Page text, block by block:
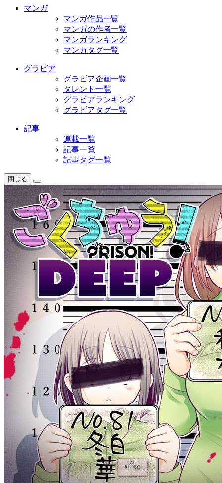
マンガ
マンガ作品一覧
マンガの作者一覧
マンガランキング
マンガタグ一覧
グラビア
グラビア企画一覧
タレント一覧
グラビアランキング
グラビアタグ一覧
記事
連載一覧
記事一覧
記事タグ一覧
閉じる